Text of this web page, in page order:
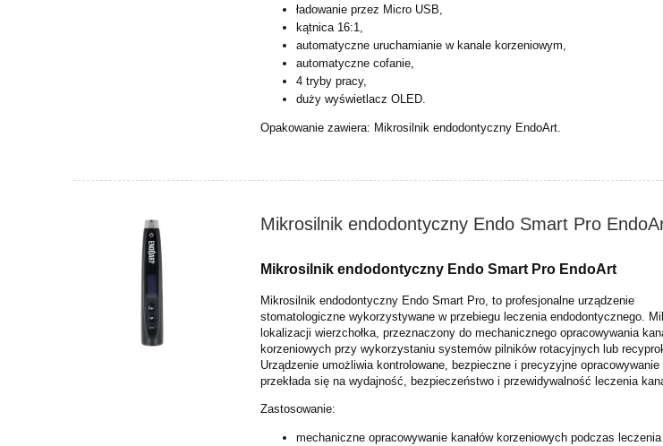
ładowanie przez Micro USB,
kątnica 16:1,
automatyczne uruchamianie w kanale korzeniowym,
automatyczne cofanie,
4 tryby pracy,
duży wyświetlacz OLED.
Opakowanie zawiera: Mikrosilnik endodontyczny EndoArt.
Mikrosilnik endodontyczny Endo Smart Pro
Mikrosilnik endodontyczny Endo Smart Pro EndoArt
Mikrosilnik endodontyczny Endo Smart Pro, to profesjonalne urządzenie
stomatologicznewykorzystywane w przebiegu leczenia endodontycznego.
lokalizacjiwierzchołka, przeznaczony do mechanicznego opracowywania
korzeniowychprzy wykorzystaniu systemów pilników rotacyjnych lub
Urządzenieumożliwia kontrolowane, bezpieczne i precyzyjne opracowywanie
przekładasię na wydajność, bezpieczeństwo i przewidywalność leczenia
Zastosowanie:
mechaniczne opracowywanie kanałów korzeniowych podczas leczenia